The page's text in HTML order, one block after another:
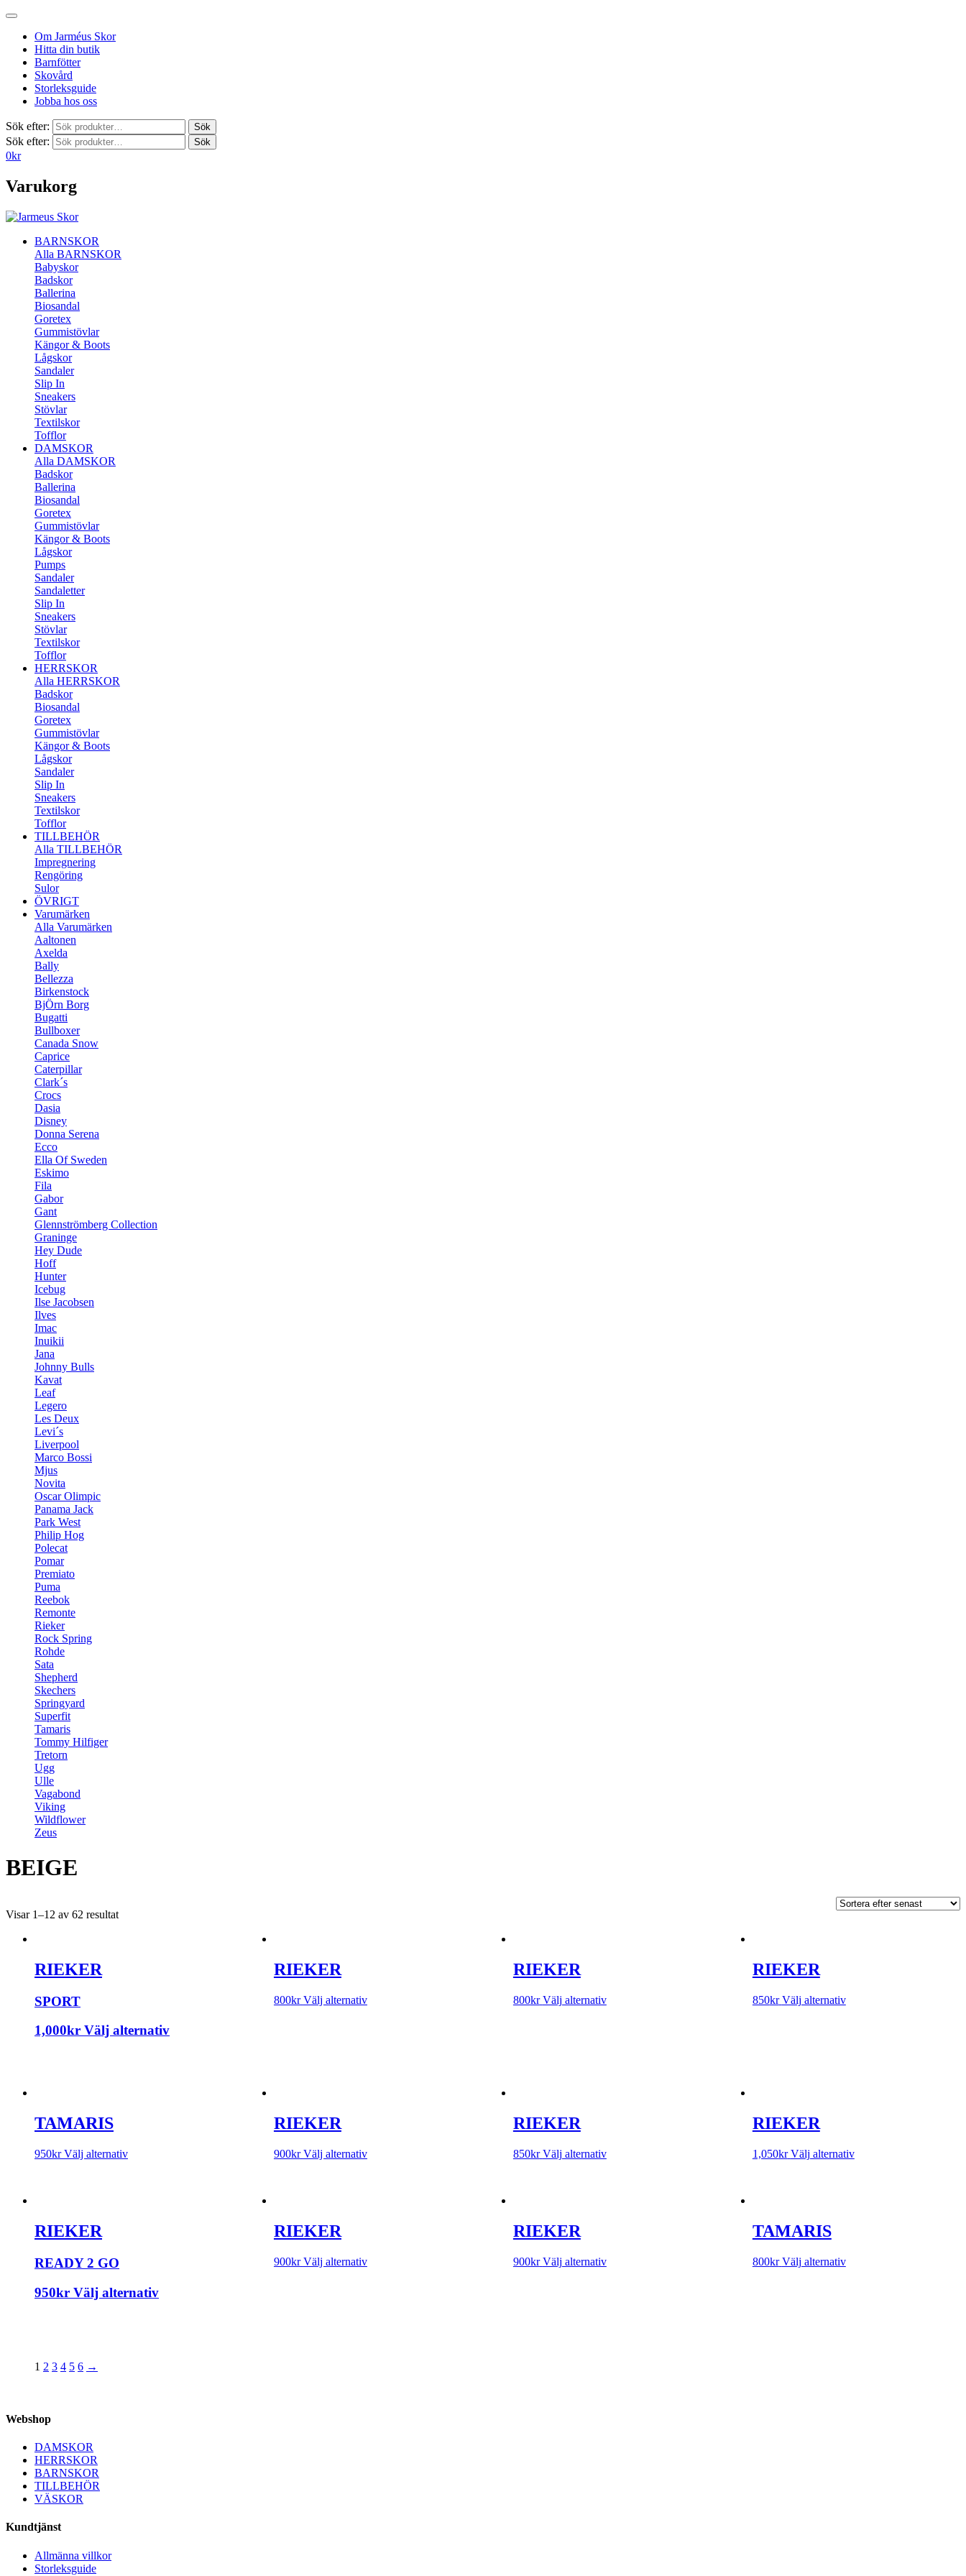
Om Jarméus Skor
Hitta din butik
Barnfötter
Skovård
Storleksguide
Jobba hos oss
Sök efter: Sök
Sök efter: Sök
0kr
Varukorg
BARNSKOR
Alla BARNSKOR
Babyskor
Badskor
Ballerina
Biosandal
Goretex
Gummistövlar
Kängor & Boots
Lågskor
Sandaler
Slip In
Sneakers
Stövlar
Textilskor
Tofflor
DAMSKOR
Alla DAMSKOR
Badskor
Ballerina
Biosandal
Goretex
Gummistövlar
Kängor & Boots
Lågskor
Pumps
Sandaler
Sandaletter
Slip In
Sneakers
Stövlar
Textilskor
Tofflor
HERRSKOR
Alla HERRSKOR
Badskor
Biosandal
Goretex
Gummistövlar
Kängor & Boots
Lågskor
Sandaler
Slip In
Sneakers
Textilskor
Tofflor
TILLBEHÖR
Alla TILLBEHÖR
Impregnering
Rengöring
Sulor
ÖVRIGT
Varumärken
Alla Varumärken
Aaltonen
Axelda
Bally
Bellezza
Birkenstock
BjÖrn Borg
Bugatti
Bullboxer
Canada Snow
Caprice
Caterpillar
Clark´s
Crocs
Dasia
Disney
Donna Serena
Ecco
Ella Of Sweden
Eskimo
Fila
Gabor
Gant
Glennströmberg Collection
Graninge
Hey Dude
Hoff
Hunter
Icebug
Ilse Jacobsen
Ilves
Imac
Inuikii
Jana
Johnny Bulls
Kavat
Leaf
Legero
Les Deux
Levi´s
Liverpool
Marco Bossi
Mjus
Novita
Oscar Olimpic
Panama Jack
Park West
Philip Hog
Polecat
Pomar
Premiato
Puma
Reebok
Remonte
Rieker
Rock Spring
Rohde
Sata
Shepherd
Skechers
Springyard
Superfit
Tamaris
Tommy Hilfiger
Tretorn
Ugg
Ulle
Vagabond
Viking
Wildflower
Zeus
BEIGE
Visar 1–12 av 62 resultat
RIEKER
SPORT
1,000kr Välj alternativ
RIEKER
800kr Välj alternativ
RIEKER
800kr Välj alternativ
RIEKER
850kr Välj alternativ
TAMARIS
950kr Välj alternativ
RIEKER
900kr Välj alternativ
RIEKER
850kr Välj alternativ
RIEKER
1,050kr Välj alternativ
RIEKER
READY 2 GO
950kr Välj alternativ
RIEKER
900kr Välj alternativ
RIEKER
900kr Välj alternativ
TAMARIS
800kr Välj alternativ
1 2 3 4 5 6 →
Webshop
DAMSKOR
HERRSKOR
BARNSKOR
TILLBEHÖR
VÄSKOR
Kundtjänst
Allmänna villkor
Storleksguide